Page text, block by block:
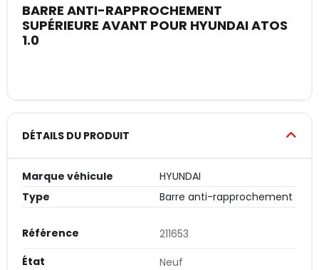
BARRE ANTI-RAPPROCHEMENT
SUPÉRIEURE AVANT POUR HYUNDAI ATOS
1.0
DÉTAILS DU PRODUIT
Marque véhicule
HYUNDAI
Type
Barre anti-rapprochement
Référence
211653
État
Neuf